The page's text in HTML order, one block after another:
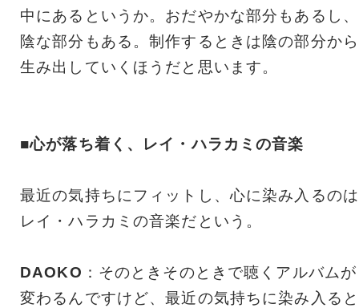
中にあるというか。おだやかな部分もあるし、
陰な部分もある。制作するときは陰の部分から
生み出していくほうだと思います。
■心が落ち着く、レイ・ハラカミの音楽
最近の気持ちにフィットし、心に染み入るのは
レイ・ハラカミの音楽だという。
DAOKO ：そのときそのときで聴くアルバムが
変わるんですけど、最近の気持ちに染み入ると